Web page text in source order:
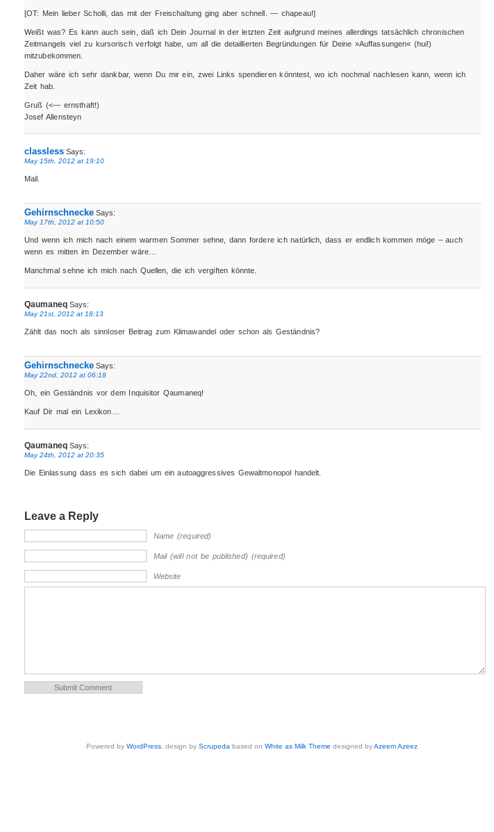
[OT: Mein lieber Scholli, das mit der Freischaltung ging aber schnell. — chapeau!]
Weißt was? Es kann auch sein, daß ich Dein Journal in der letzten Zeit aufgrund meines allerdings tatsächlich chronischen
Zeitmangels viel zu kursorisch verfolgt habe, um all die detaillierten Begründungen für Deine »Auffassungen« (hui!)
mitzubekommen.
Daher wäre ich sehr dankbar, wenn Du mir ein, zwei Links spendieren könntest, wo ich nochmal nachlesen kann, wenn ich
Zeit hab.
Gruß (<— ernsthaft!)
Josef Allensteyn
classlessSays:
May 15th, 2012 at 19:10
Mail.
GehirnschneckeSays:
May 17th, 2012 at 10:50
Und wenn ich mich nach einem warmen Sommer sehne, dann fordere ich natürlich, dass er endlich kommen möge – auch
wenn es mitten im Dezember wäre…
Manchmal sehne ich mich nach Quellen, die ich vergiften könnte.
QaumaneqSays:
May 21st, 2012 at 18:13
Zählt das noch als sinnloser Beitrag zum Klimawandel oder schon als Geständnis?
GehirnschneckeSays:
May 22nd, 2012 at 06:18
Oh, ein Geständnis vor dem Inquisitor Qaumaneq!
Kauf Dir mal ein Lexikon…
QaumaneqSays:
May 24th, 2012 at 20:35
Die Einlassung dass es sich dabei um ein autoaggressives Gewaltmonopol handelt.
Leave a Reply
Name (required)
Mail (will not be published) (required)
Website
Powered byWordPress , design byScrupeda based onWhite as Milk Theme designed byAzeem Azeez